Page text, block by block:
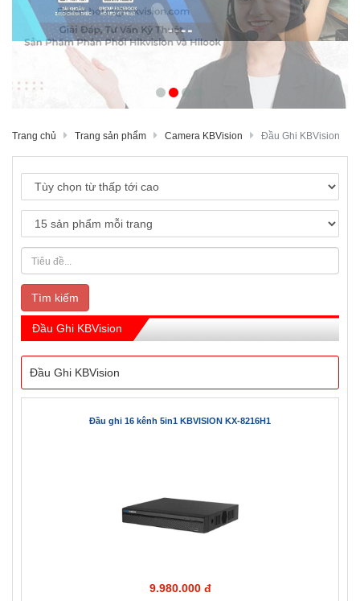
Trang chủ Trang sản phẩm
Đầu ghi 16 kênh 5in1 KBVISION KX-8216H1